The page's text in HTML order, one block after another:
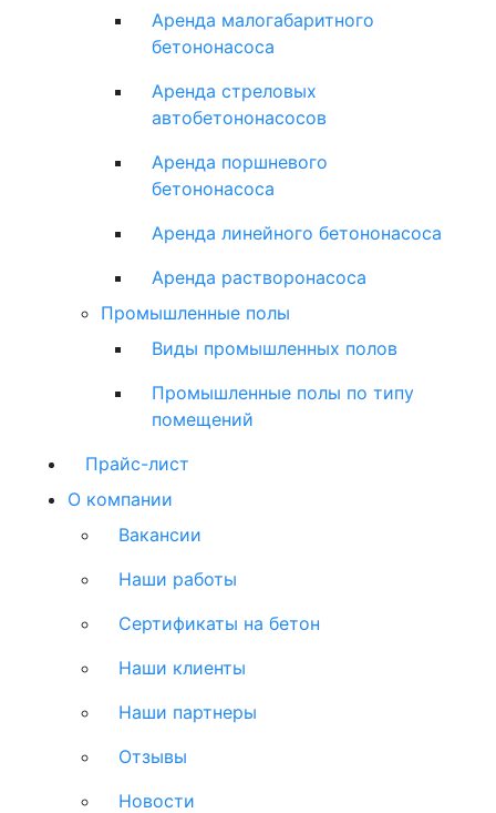
Аренда малогабаритного
бетононасоса
Аренда стреловых
автобетононасосов
Аренда поршневого
бетононасоса
Аренда линейного бетононасоса
Аренда растворонасоса
Промышленные полы
Виды промышленных полов
Промышленные полы по типу
помещений
Прайс-лист
О компании
Вакансии
Наши работы
Сертификаты на бетон
Наши клиенты
Наши партнеры
Отзывы
Новости